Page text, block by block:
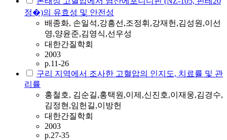
정�)의 유효성 및 안전성
배종화, 손일석,강흥선,조정휘,강재헌,김성원,이선
영,양윤준,김영식,선우성
대한간질학회
2003
p.11-26
구리 지역에서 조사한 고혈압의 인지도, 치료률 및 관
리률
홍철호, 김순길,홍택원,이제,신진호,이재웅,김경수,
김정현,임헌길,이방헌
대한간질학회
2003
p.27-35